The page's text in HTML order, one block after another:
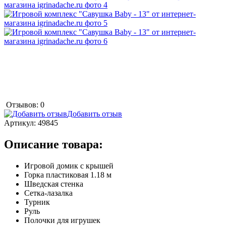
Отзывов: 0
Добавить отзыв
Артикул: 49845
Описание товара:
Игровой домик с крышей
Горка пластиковая 1.18 м
Шведская стенка
Сетка-лазалка
Турник
Руль
Полочки для игрушек